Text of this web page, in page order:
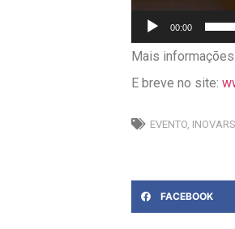
00:00
Mais
E breve no site:
EVENTO
FACEBOOK